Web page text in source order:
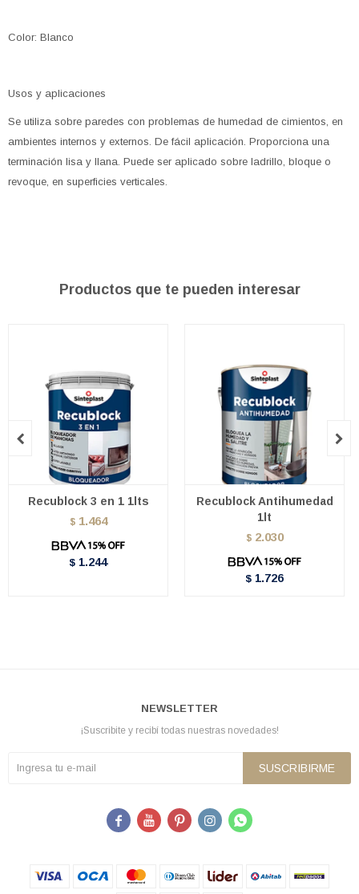
Color: Blanco
Usos y aplicaciones
Se utiliza sobre paredes con problemas de humedad de cimientos, en
ambientes internos y externos. De fácil aplicación. Proporciona una
terminación lisa y llana. Puede ser aplicado sobre ladrillo, bloque o
revoque, en superficies verticales.
Productos que te pueden interesar
Recublock 3 en 1 1lts
$ 1.464
$ 1.244
Recublock Antihumedad
1lt
$ 2.030
$ 1.726
 
NEWSLETTER
¡Suscribite y recibí todas nuestras novedades!
SUSCRIBIRME
    